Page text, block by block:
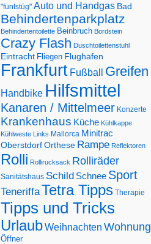
"funtstüg" Auto und Handgas Bad
Behindertenparkplatz
Behindertentoilette Beinbruch Bordstein
Crazy Flash Duschtoilettenstuhl
Eintracht Fliegen Flughafen
Frankfurt Fußball Greifen
Handbike Hilfsmittel
Kanaren / Mittelmeer Konzerte
Krankenhaus Küche Kühlkappe
Kühlweste Links Mallorca Minitrac
OberstdorfOrthese Rampe Reflektoren
Rolli Rollirucksack Rolliräder
Sanitätshaus Schild Schnee Sport
TeneriffaTetra Tipps Therapie
Tipps und Tricks
UrlaubWeihnachten Wohnung
Öffner